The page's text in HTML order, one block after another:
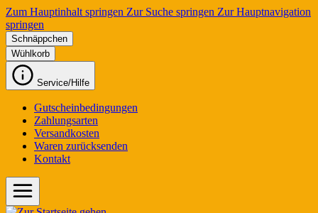
Zum Hauptinhalt springen Zur Suche springen Zur Hauptnavigation
springen
Schnäppchen
Wühlkorb
Service/Hilfe
Gutscheinbedingungen
Zahlungsarten
Versandkosten
Waren zurücksenden
Kontakt